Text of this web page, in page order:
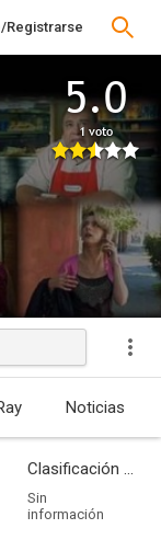
Registrarse
5.0
1 voto
Estrenada
Noticias
Clasificación por edades
Sin
información